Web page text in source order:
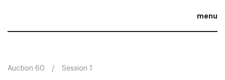
menu
Auction 60 Session 1